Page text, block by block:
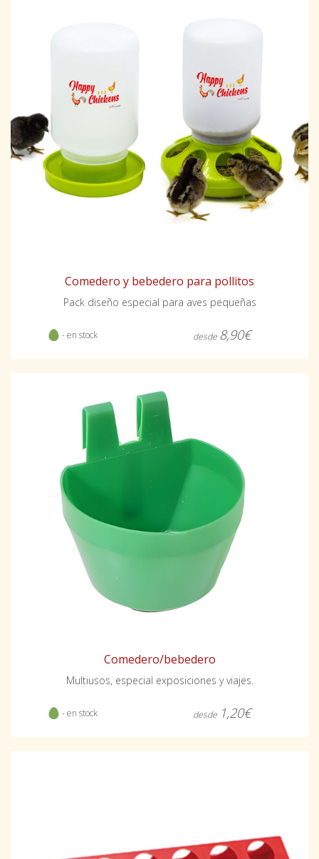
Comedero y bebedero para pollitos
Pack diseño especial para aves pequeñas
- en stock desde 8,90€
Comedero/bebedero
Multiusos, especial exposiciones y viajes.
- en stock desde 1,20€